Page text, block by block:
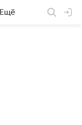
Ещё